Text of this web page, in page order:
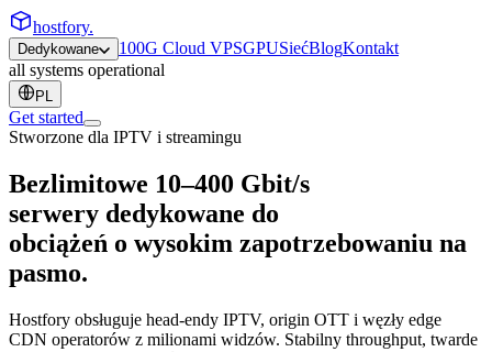
hostfory.
Dedykowane 100G Cloud VPSGPUSiećBlogKontakt
all systems operational
PL
Get started
Stworzone dla IPTV i streamingu
Bezlimitowe 10–400 Gbit/s
serwery dedykowane do
obciążeń o wysokim zapotrzebowaniu na
pasmo.
Hostfory obsługuje head-endy IPTV, origin OTT i węzły edge
CDN operatorów z milionami widzów. Stabilny throughput, twarde